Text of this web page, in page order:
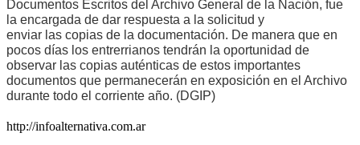
Documentos Escritos del Archivo General de la Nación, fue
la encargada de dar respuesta a la solicitud y
enviar las copias de la documentación. De manera que en
pocos días los entrerrianos tendrán la oportunidad de
observar las copias auténticas de estos importantes
documentos que permanecerán en exposición en el Archivo
durante todo el corriente año. (DGIP)
http://infoalternativa.com.ar